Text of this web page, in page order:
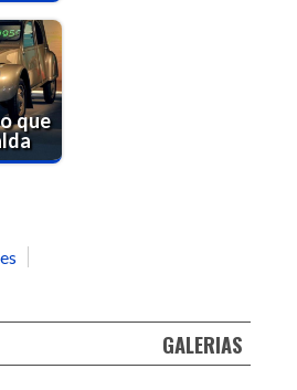
que
GALERIAS